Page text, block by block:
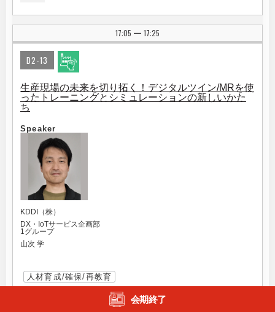
会期終了
17:05 | 17:25
D2-13
生産現場の未来を切り拓く！デジタルツイン/MRを使
ったトレーニングとシミュレーションの新しいかた
ち
Speaker
KDDI（株）
DX・IoTサービス企画部
1グループ
山次 学
人材育成/確保/再教育
VR・AR 技術(ウェアラブルデバイス等)